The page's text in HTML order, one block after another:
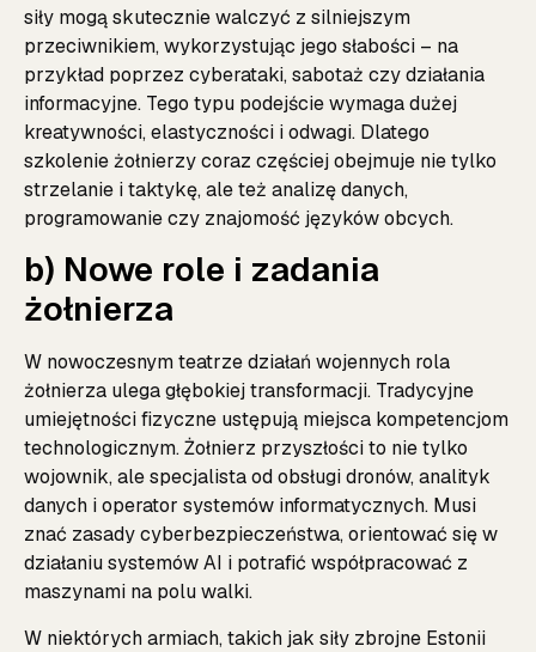
siły mogą skutecznie walczyć z silniejszym
przeciwnikiem, wykorzystując jego słabości – na
przykład poprzez cyberataki, sabotaż czy działania
informacyjne. Tego typu podejście wymaga dużej
kreatywności, elastyczności i odwagi. Dlatego
szkolenie żołnierzy coraz częściej obejmuje nie tylko
strzelanie i taktykę, ale też analizę danych,
programowanie czy znajomość języków obcych.
b) Nowe role i zadania
żołnierza
W nowoczesnym teatrze działań wojennych rola
żołnierza ulega głębokiej transformacji. Tradycyjne
umiejętności fizyczne ustępują miejsca kompetencjom
technologicznym. Żołnierz przyszłości to nie tylko
wojownik, ale specjalista od obsługi dronów, analityk
danych i operator systemów informatycznych. Musi
znać zasady cyberbezpieczeństwa, orientować się w
działaniu systemów AI i potrafić współpracować z
maszynami na polu walki.
W niektórych armiach, takich jak siły zbrojne Estonii